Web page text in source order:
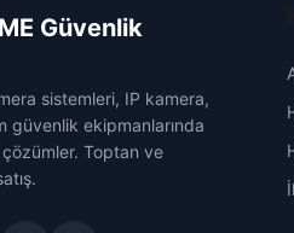
Güvenlik
sistemleri, IP kamera,
güvenlik ekipmanlarında
Toptan ve